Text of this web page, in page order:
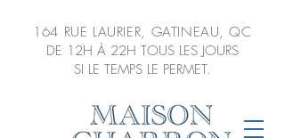
164 RUE LAURIER, GATINEAU, QC
DE 12H À 22H TOUS LES JOURS
SI LE TEMPS LE PERMET.